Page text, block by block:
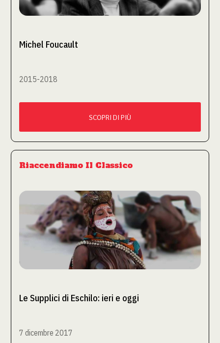
Michel Foucault
2015-2018
SCOPRI DI PIÙ
Riaccendiamo Il Classico
Le Supplici di Eschilo: ieri e oggi
7 dicembre 2017